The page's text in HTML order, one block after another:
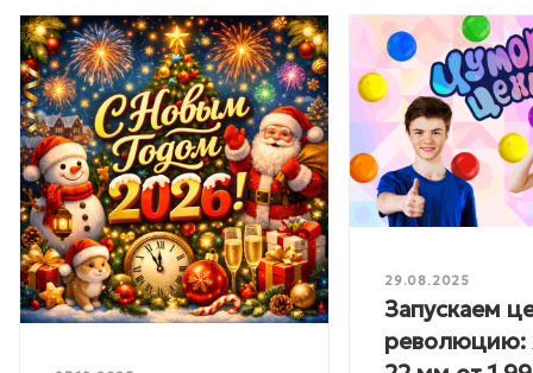
29.08.2025
Запускаем
революцию: